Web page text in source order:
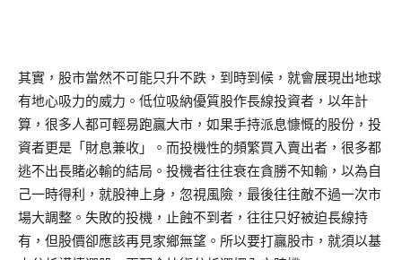
其實，股市當然不可能只升不跌，到時到候，就會展現出地球
有地心吸力的威力。低位吸納優質股作長線投資者，以年計
算，很多人都可輕易跑贏大市，如果手持派息慷慨的股份，投
資者更是「財息兼收」。而投機性的頻繁買入賣出者，很多都
逃不出長賭必輸的結局。投機者往往衰在貪勝不知輸，以為自
己一時得利，就股神上身，忽視風險，最後往往敵不過一次市
場大調整。失敗的投機，止蝕不到者，往往只好被迫長線持
有，但股價卻應該再見家鄉無望。所以要打贏股市，就須以基